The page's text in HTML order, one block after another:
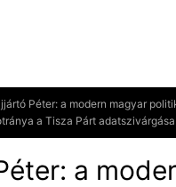
Péter: a modern magyar
a Tisza Párt adatszivárgása
a